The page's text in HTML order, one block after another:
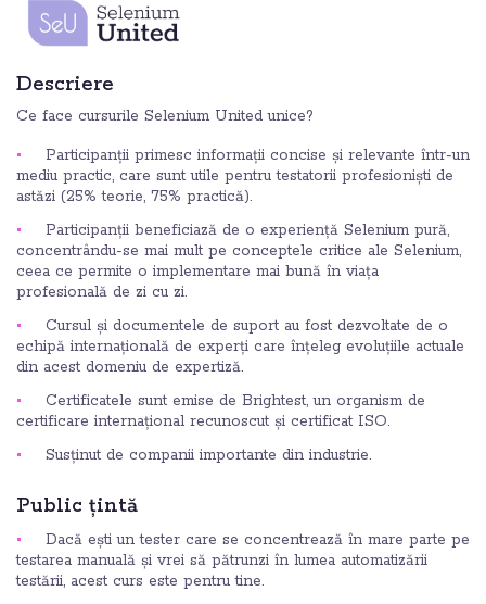
Descriere
Ce face cursurile Selenium United unice?
Participanții primesc informații concise și relevante într-un
mediu practic, care sunt utile pentru testatorii profesioniști de
astăzi (25% teorie, 75% practică).
Participanții beneficiază de o experiență Selenium pură,
concentrându-se mai mult pe conceptele critice ale Selenium,
ceea ce permite o implementare mai bună în viața
profesională de zi cu zi.
Cursul și documentele de suport au fost dezvoltate de o
echipă internațională de experți care înțeleg evoluțiile actuale
din acest domeniu de expertiză.
Certificatele sunt emise de Brightest, un organism de
certificare internațional recunoscut și certificat ISO.
Susținut de companii importante din industrie.
Public țintă
Dacă ești un tester care se concentrează în mare parte pe
testarea manuală și vrei să pătrunzi în lumea automatizării
testării, acest curs este pentru tine.